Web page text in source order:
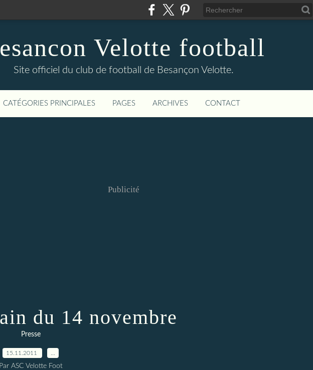
Velotte football
Site officiel du club de football de Besançon Velotte.
CATÉGORIES PRINCIPALES PAGES ARCHIVES CONTACT
Publicité
du 14 novembre
Presse
15.11.2011
Par ASC Velotte Foot